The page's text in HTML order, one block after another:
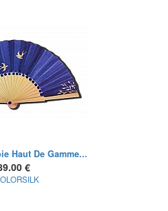
Haut De Gamme...
€